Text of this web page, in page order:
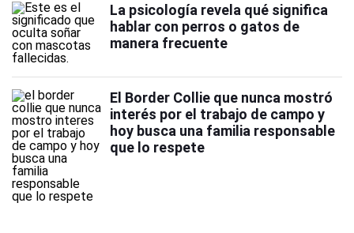
La psicología revela qué significa
hablar con perros o gatos de
manera frecuente
El Border Collie que nunca mostró
interés por el trabajo de campo y
hoy busca una familia responsable
que lo respete